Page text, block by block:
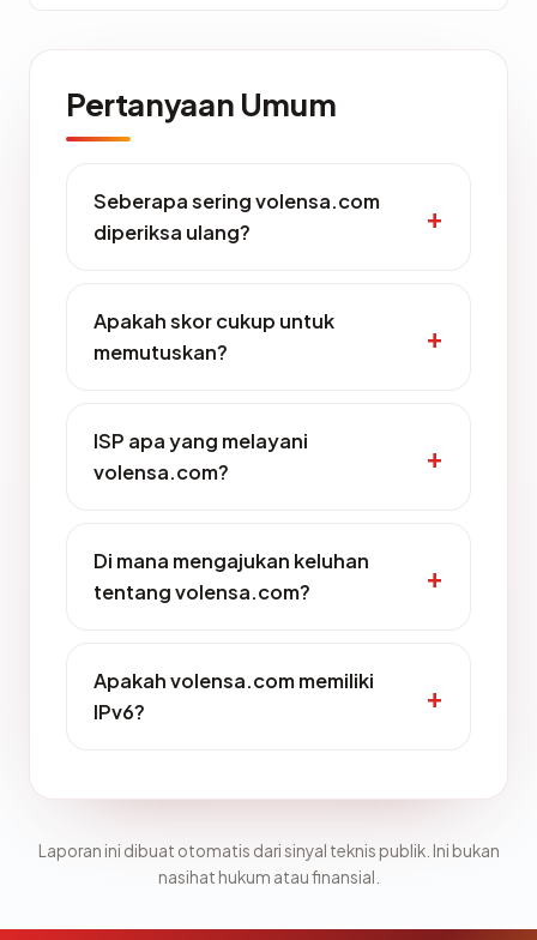
Pertanyaan Umum
Seberapa sering volensa.com
diperiksa ulang?
Apakah skor cukup untuk
memutuskan?
ISP apa yang melayani
volensa.com?
Di mana mengajukan keluhan
tentang volensa.com?
Apakah volensa.com memiliki
IPv6?
Laporan ini dibuat otomatis dari sinyal teknis publik. Ini bukan
nasihat hukum atau finansial.